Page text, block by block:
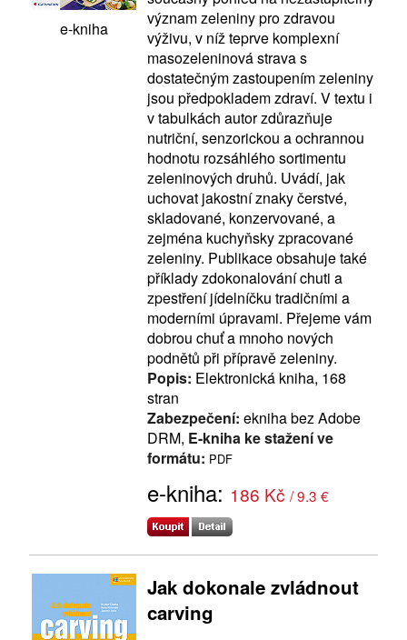
e-kniha
význam zeleniny pro zdravou
výživu, v níž teprve komplexní
masozeleninová strava s
dostatečným zastoupením zeleniny
jsou předpokladem zdraví. V textu i
v tabulkách autor zdůrazňuje
nutriční, senzorickou a ochrannou
hodnotu rozsáhlého sortimentu
zeleninových druhů. Uvádí, jak
uchovat jakostní znaky čerstvé,
skladované, konzervované, a
zejména kuchyňsky zpracované
zeleniny. Publikace obsahuje také
příklady zdokonalování chuti a
zpestření jídelníčku tradičními a
moderními úpravami. Přejeme vám
dobrou chuť a mnoho nových
podnětů při přípravě zeleniny.
Popis: Elektronická kniha, 168
stran
Zabezpečení: ekniha bez Adobe
DRM, E-kniha ke stažení ve
formátu: PDF
e-kniha: 186 Kč / 9.3 €
Jak dokonale zvládnout
carving